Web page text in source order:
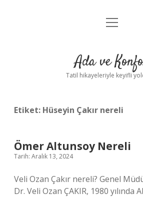
Anasayfa
Yasal Uyarı
menüyü
Ada ve
Tatil hikayeleriyle keyifli
Etiket: Hüseyin Çakır nereli
Ömer Altunsoy Nereli
Tarih: Aralık 13, 2024
Veli Ozan Çakır nereli? Genel
Dr. Veli Ozan ÇAKIR, 1980 yılında